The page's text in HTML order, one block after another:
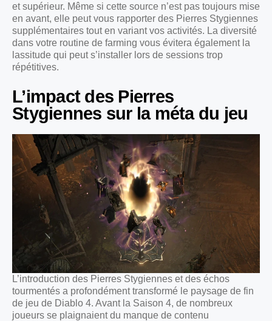
et supérieur. Même si cette source n’est pas toujours mise
en avant, elle peut vous rapporter des Pierres Stygiennes
supplémentaires tout en variant vos activités. La diversité
dans votre routine de farming vous évitera également la
lassitude qui peut s’installer lors de sessions trop
répétitives.
L’impact des Pierres
Stygiennes sur la méta du jeu
L’introduction des Pierres Stygiennes et des échos
tourmentés a profondément transformé le paysage de fin
de jeu de Diablo 4. Avant la Saison 4, de nombreux
joueurs se plaignaient du manque de contenu